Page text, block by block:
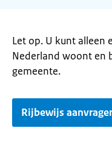
Let op. U kunt alleen
Nederland woont en
gemeente.
Rijbewijs